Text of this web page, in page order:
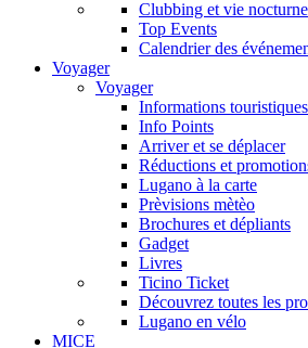
Clubbing et vie nocturne
Top Events
Calendrier des
Voyager
Voyager
Informations touristiques
Info Points
Arriver et se déplacer
Réductions et
Lugano à la carte
Prèvisions mètèo
Brochures et dépliants
Gadget
Livres
Ticino Ticket
Découvrez toutes les
Lugano en vélo
MICE